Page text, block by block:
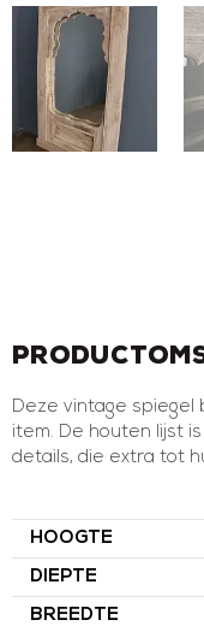
Deze vintage spiegel
item. De houten lijst
details, die extra tot
HOOGTE
DIEPTE
BREEDTE